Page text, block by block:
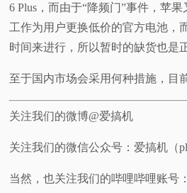
6 Plus，而由于“降频门”事件，苹
工作为用户更换低价的官方电池，
时间来进行，所以暂时的缺货也是
至于国内市场会采用何种措施，目
关注我们的微博@爱搞机
关注我们的微信公众号：爱搞机（
当然，也关注我们的哔哩哔哩账号